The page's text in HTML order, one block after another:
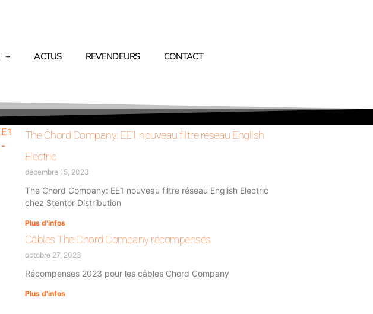
ACTUS REVENDEURS CONTACT
The Chord Company: EE1 nouveau filtre réseau English
Electric
décembre 15, 2023
The Chord Company: EE1 nouveau filtre réseau English Electric
chez Stentor Distribution
Plus d'infos
Câbles The Chord Company récompensés
octobre 27, 2023
Récompenses 2023 pour les câbles Chord Company
Plus d'infos